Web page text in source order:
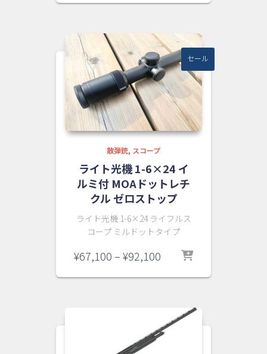
セール
散弾銃 スコープ
ライト光機 1-6×24 イ
ルミ付 MOAドットレチ
クル ゼロストップ
ライト光機 1-6×24 ライフルス
コープ ミルドットタイプ
¥67,100–¥92,100
帯:
¥92,100